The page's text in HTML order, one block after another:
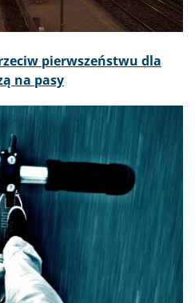
pierwszeństwu dla
na pasy